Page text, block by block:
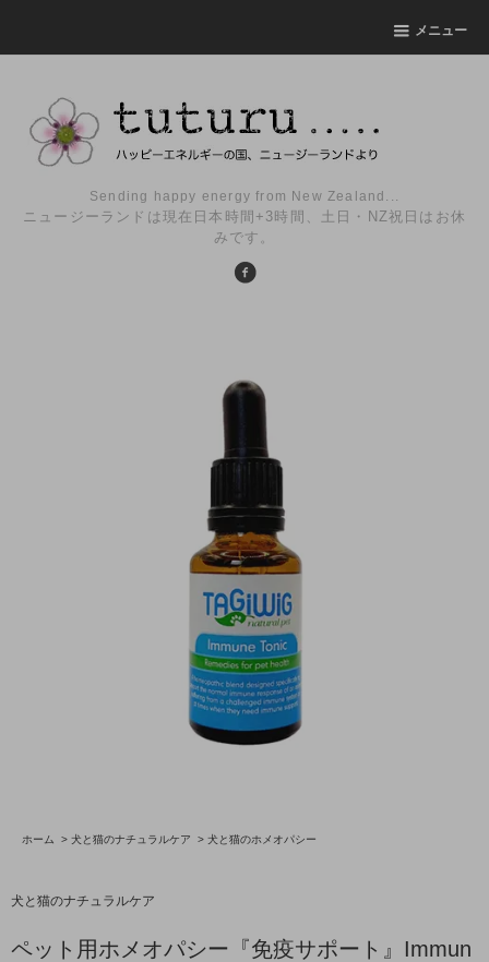
メニュー
Sending happy energy from New Zealand...
ニュージーランドは現在日本時間+3時間、土日・NZ祝日はお休
みです。
ホーム > 犬と猫のナチュラルケア > 犬と猫のホメオパシー
犬と猫のナチュラルケア
ペット用ホメオパシー『免疫サポート』Immun